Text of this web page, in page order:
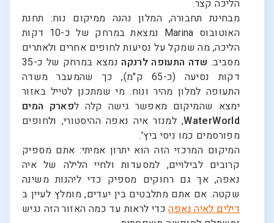
הליכה קצר.
מבחינת תחבורה, המלון נהנה ממיקום נוח: תחנת
האוטובוס Marina נמצאת במרחק של כ-10 דקות
הליכה, מה שמקל על נסיעות לחופים אחרים ולאתרים
מסביב. שדה התעופה לרנקה
נמצא במרחק של כ-35
דקות נסיעה (כ-65 ק"מ), כך שהמעבר משדה
התעופה למלון מהיר ונוח. מי שמתכנן לטייל באזור
ימצא שהמיקום מאפשר גישה קלה לפארק המים
WaterWorld, למנזר איה נאפה ההיסטורי, ולחופים
מפורסמים כמו ניסי ביץ'.
המיקום המרכזי הזה הוא יתרון אמיתי: אתם מספיק
קרובים לבילויים, למסעדות ולחיי הלילה של איה
נאפה, אך גם רחוקים מספיק כדי ליהנות משינה
שקטה. אם אתם מתלבטים בין יעדים, מומלץ לעיין ב
דילים לאיה נאפהכדי לראות עד כמה האזור הזה נגיש